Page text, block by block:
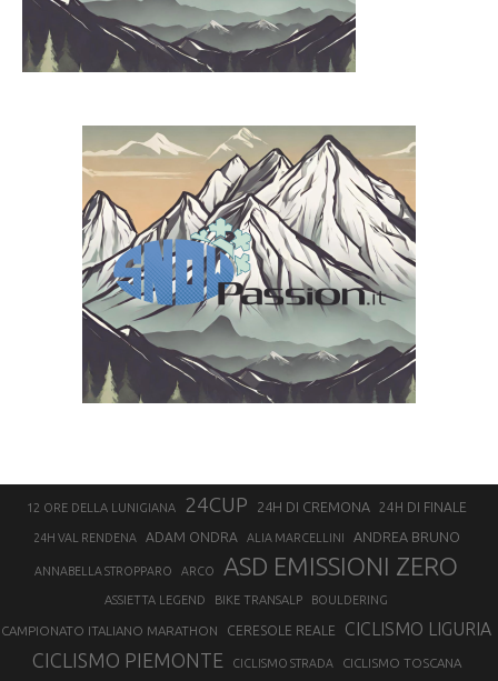
12 ORE DELLA LUNIGIANA 24CUP 24H DI CREMONA 24H DI FINALE
24H VAL RENDENA ADAM ONDRA ALIA MARCELLINI ANDREA BRUNO
ANNABELLA STROPPARO ARCO ASD EMISSIONI ZERO
ASSIETTA LEGEND BIKE TRANSALP BOULDERING
CAMPIONATO ITALIANO MARATHON CERESOLE REALE CICLISMO LIGURIA
CICLISMO PIEMONTE CICLISMO STRADA CICLISMO TOSCANA